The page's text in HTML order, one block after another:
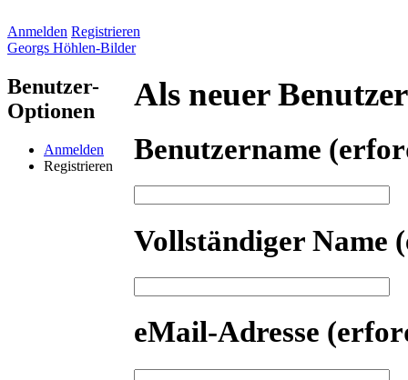
Anmelden Registrieren
Georgs Höhlen-Bilder
Benutzer-
Optionen
Anmelden
Registrieren
Als neuer
Benutzername
Vollständiger Name
eMail-Adresse